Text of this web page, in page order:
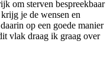
om sterven bespreekbaar
je de wensen en
op een goede manier
vlak draag ik graag over